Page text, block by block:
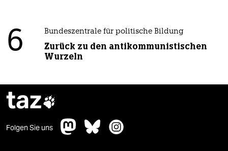
6 Bundeszentrale für politische Bildung
Zurück zu den antikommunistischen
Wurzeln
taz
Folgen Sie uns